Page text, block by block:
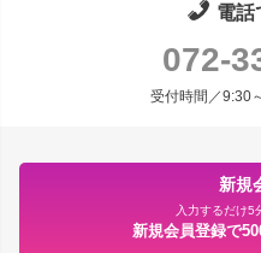
電話
072-
受付時間／9:30
新規
入力するだけ5
新規会員登録で